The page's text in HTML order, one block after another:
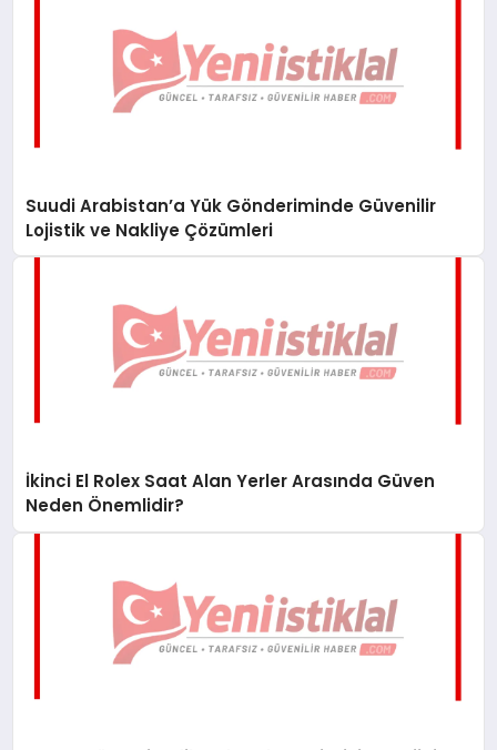
Suudi Arabistan’a Yük Gönderiminde Güvenilir
Lojistik ve Nakliye Çözümleri
İkinci El Rolex Saat Alan Yerler Arasında Güven
Neden Önemlidir?